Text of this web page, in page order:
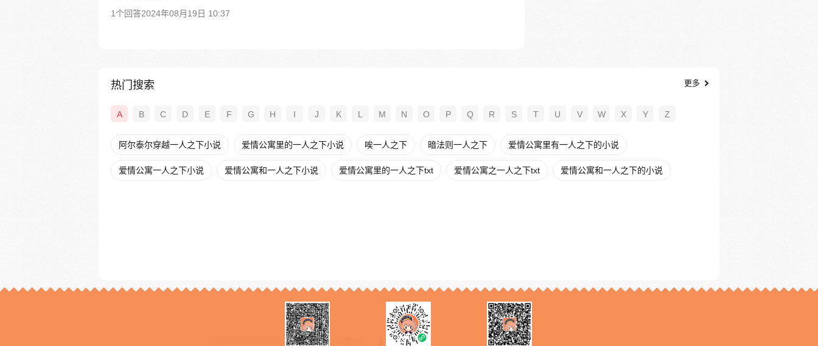
1个回答2024年08月19日 10:37
热门搜索 更多
A B C D E F G H I J K L M N O P Q R S T U V W X Y Z
阿尔泰尔穿越一人之下小说 爱情公寓里的一人之下小说 唉一人之下 暗法则一人之下 爱情公寓里有一人之下的小说
爱情公寓一人之下小说 爱情公寓和一人之下小说 爱情公寓里的一人之下txt 爱情公寓之一人之下txt 爱情公寓和一人之下的小说